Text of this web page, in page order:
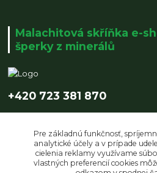
Malachitová skříňka e-
šperky z minerálů
+420 723 381 870
Pre základnú funkčnosť,
analytické účely a v prípade
cielenia reklamy využívame
vlastných preferencií cookies